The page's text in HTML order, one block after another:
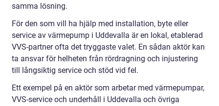
samma lösning.
För den som vill ha hjälp med installation, byte eller
service av värmepump i Uddevalla är en lokal, etablerad
VVS-partner ofta det tryggaste valet. En sådan aktör kan
ta ansvar för helheten från rördragning och injustering
till långsiktig service och stöd vid fel.
Ett exempel på en aktör som arbetar med värmepumpar,
VVS-service och underhåll i Uddevalla och övriga